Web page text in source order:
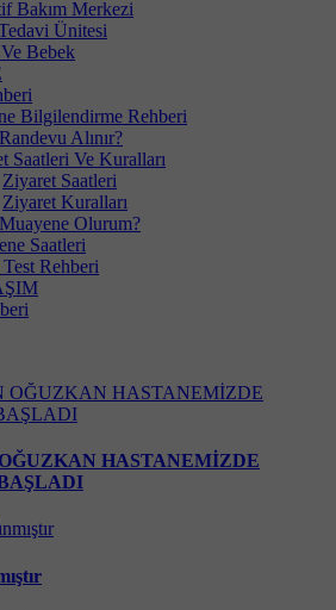
Bakım Merkezi
Ünitesi
Bebek
Bilgilendirme Rehberi
Alınır?
Saatleri Ve Kuralları
Ziyaret Saatleri
Ziyaret Kuralları
Olurum?
Saatleri
Rehberi
HASTANEMİZDE